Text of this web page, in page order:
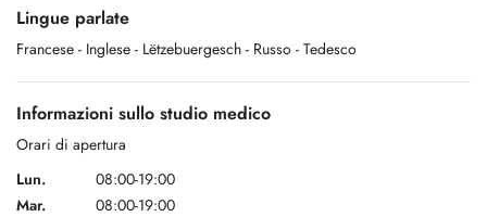
Rééducation orthopédique , neurologique, respiratoire, périnéale ,
vestibulaire, maxillo-faciale et mandibullo-temporale
Drainage Lymphatique,
onde de choc, électrothérapie, fango, taping myofascial, gamme d
´appareils musculaire Stolzenberg(R) et Kinétec(R)
Lingue parlate
Francese - Inglese - Lëtzebuergesch - Russo - Tedesco
Informazioni sullo studio medico
Orari di apertura
Lun.
08:00-19:00
Mar.
08:00-19:00